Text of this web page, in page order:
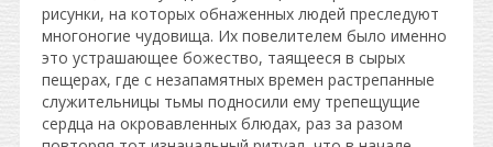
рисунки, на которых обнаженных людей преследуют
многоногие чудовища. Их повелителем было именно
это устрашающее божество, таящееся в сырых
пещерах, где с незапамятных времен растрепанные
служительницы тьмы подносили ему трепещущие
сердца на окровавленных блюдах, раз за разом